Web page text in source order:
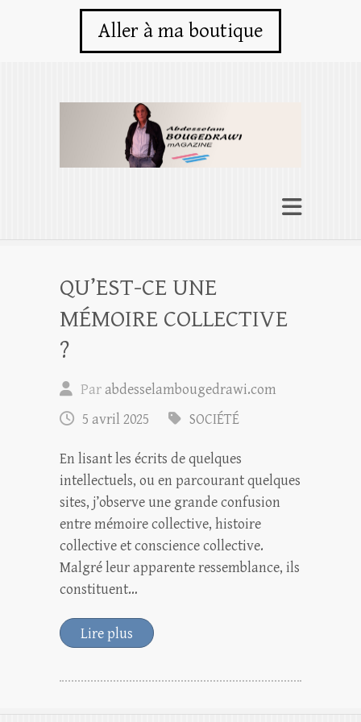
Aller à ma boutique
QU’EST-CE UNE
MÉMOIRE COLLECTIVE
?
Par abdesselambougedrawi.com
5 avril 2025
SOCIÉTÉ
En lisant les écrits de quelques
intellectuels, ou en parcourant quelques
sites, j’observe une grande confusion
entre mémoire collective, histoire
collective et conscience collective.
Malgré leur apparente ressemblance, ils
constituent…
Lire plus